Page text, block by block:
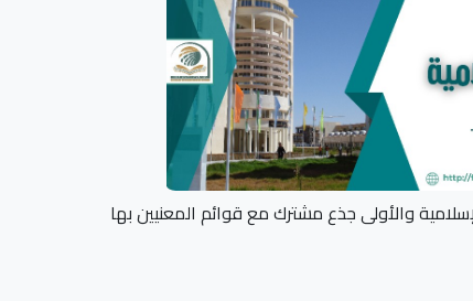
والأولى جذع مشترك مع قوائم المعنيين بها